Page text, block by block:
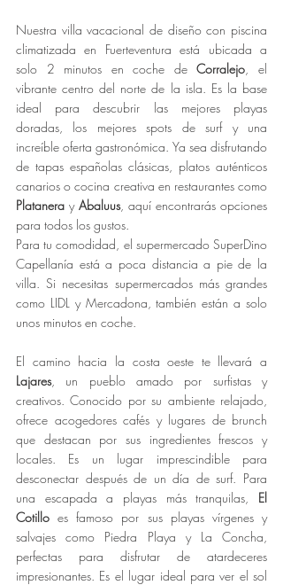
Nuestra villa vacacional de diseño con piscina
climatizada en Fuerteventura está ubicada a
solo 2 minutos en coche de Corralejo , el
vibrante centro del norte de la isla. Es la base
ideal para descubrir las mejores playas
doradas, los mejores spots de surf y una
increíble oferta gastronómica. Ya sea disfrutando
de tapas españolas clásicas, platos auténticos
Platanera y Abaluus, aquí encontrarás opciones
para todos los gustos.
Para tu comodidad, el supermercado SuperDino
Capellanía está a poca distancia a pie de la
villa. Si necesitas supermercados más grandes
como LIDL y Mercadona, también están a solo
unos minutos en coche.
El camino hacia la costa oeste
Lajares, un pueblo amado por surfistas y
creativos. Conocido por su ambiente relajado,
ofrece acogedores cafés y lugares de brunch
que destacan por sus ingredientes frescos y
locales. Es un lugar imprescindible para
desconectar después de un día de surf. Para
una escapada a playas más tranquilas, El
Cotillo es famoso por sus playas vírgenes y
salvajes como Piedra Playa y La Concha,
perfectas para disfrutar de atardeceres
impresionantes. Es el lugar ideal para ver el sol